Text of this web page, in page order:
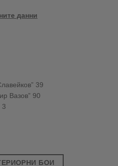
данни
39
Вазов” 90
3
БОИ